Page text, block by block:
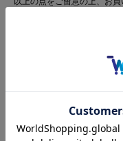
※尚、お客様のご使用のモニ